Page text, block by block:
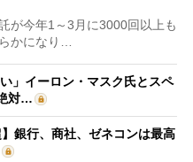
が今年1～3月に3000回以上も
かになり…
」イーロン・マスク氏とスペ
対…
銀行、商社、ゼネコンは最高